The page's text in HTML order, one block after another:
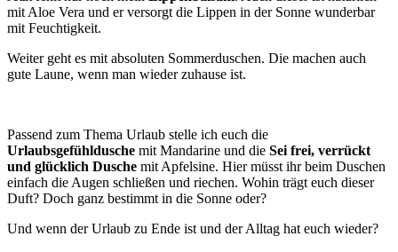
mit Aloe Vera und er versorgt die Lippen in der Sonne wunderbar
mit Feuchtigkeit.
Weiter geht es mit absoluten Sommerduschen. Die machen auch
gute Laune, wenn man wieder zuhause ist.
Passend zum Thema Urlaub stelle ich euch die
Urlaubsgefühldusche mit Mandarine und die Sei frei, verrückt
und glücklich Dusche mit Apfelsine. Hier müsst ihr beim Duschen
einfach die Augen schließen und riechen. Wohin trägt euch dieser
Duft? Doch ganz bestimmt in die Sonne oder?
Und wenn der Urlaub zu Ende ist und der Alltag hat euch wieder?